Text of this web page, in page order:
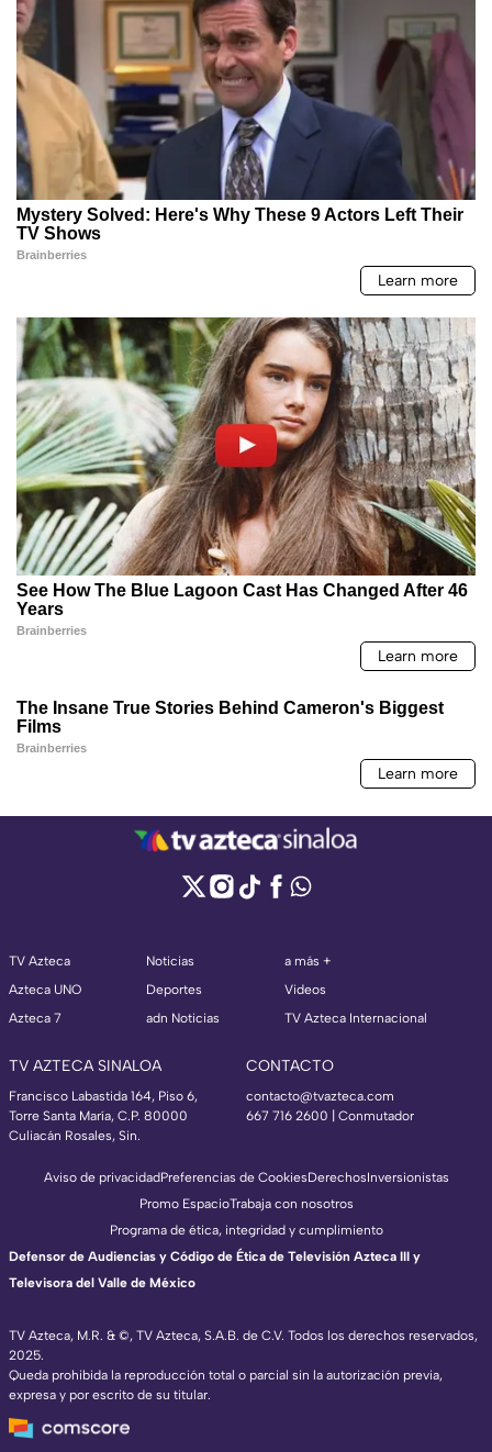
TV Azteca
Azteca UNO
Azteca 7
Noticias
Deportes
adn Noticias
a más +
Videos
TV Azteca Internacional
TV AZTECA SINALOA
Francisco Labastida 164, Piso 6,
Torre Santa María, C.P. 80000
Culiacán Rosales, Sin.
CONTACTO
contacto@tvazteca.com
667 716 2600 | Conmutador
TV Azteca, M.R. & ©, TV Azteca, S.A.B. de C.V. Todos los derechos reservados,
2025.
Queda prohibida la reproducción total o parcial sin la autorización previa,
expresa y por escrito de su titular.
Aviso de privacidadPreferencias de CookiesDerechosInversionistas
Promo EspacioTrabaja con nosotros
Programa de ética, integridad y cumplimiento
Defensor de Audiencias y Código de Ética de Televisión Azteca III y
Televisora del Valle de México